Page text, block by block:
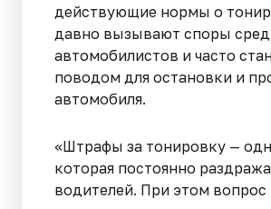
действующие нормы о
давно вызывают споры
автомобилистов и часто
поводом для остановки и
автомобиля.
«Штрафы за тонировку —
которая постоянно
водителей. При этом